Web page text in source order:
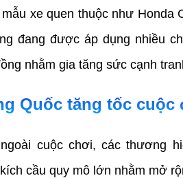
xe quen thuộc như Honda
đang được áp dụng nhiều
nhằm gia tăng sức cạnh
Quốc tăng tốc cuộc
cuộc chơi, các thương
cầu quy mô lớn nhằm mở